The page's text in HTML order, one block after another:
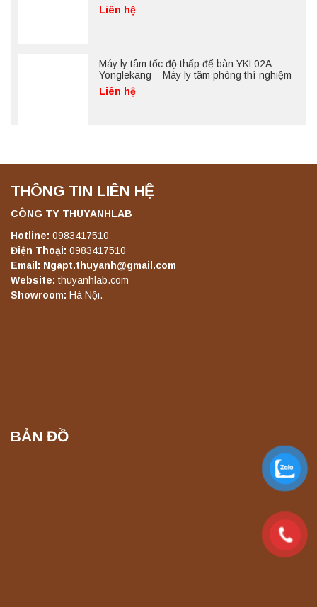
Liên hệ
Máy ly tâm tốc độ thấp để bàn YKL02A
Yonglekang – Máy ly tâm phòng thí nghiệm
Liên hệ
THÔNG TIN LIÊN HỆ
CÔNG TY THUYANHLAB
Hotline: 0983417510
Điện Thoại: 0983417510
Email: Ngapt.thuyanh@gmail.com
Website: thuyanhlab.com
Showroom: Hà Nội.
BẢN ĐỒ